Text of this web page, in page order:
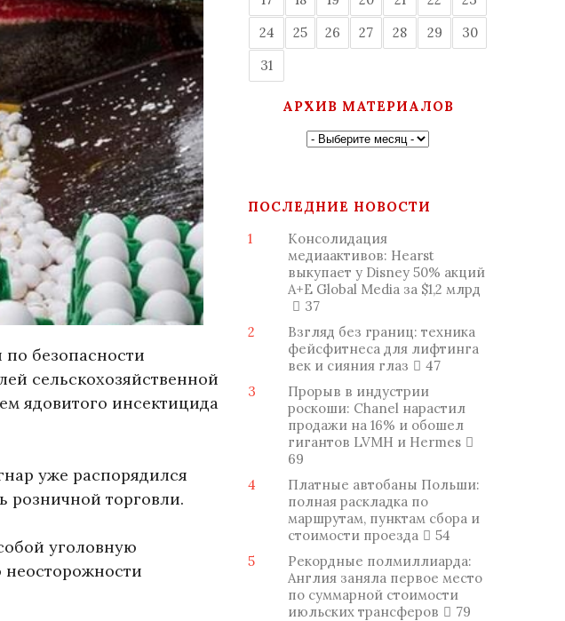
безопасности
сельскохозяйственной
ядовитого инсектицида
уже распорядился
розничной торговли.
уголовную
неосторожности
24
25 26 27 28 29
30
31
АРХИВ МАТЕРИАЛОВ
ПОСЛЕДНИЕ НОВОСТИ
1
Консолидация
медиаактивов: Hearst
выкупает у Disney 50% акций
A+E Global Media за $1,2 млрд
37
2
Взгляд без границ: техника
фейсфитнеса для лифтинга
век и сияния глаз
47
3
Прорыв в индустрии
роскоши: Chanel нарастил
продажи на 16% и обошел
гигантов LVMH и Hermes
69
4
Платные автобаны Польши:
полная раскладка по
маршрутам, пунктам сбора и
стоимости проезда
54
5
Рекордные полмиллиарда:
Англия заняла первое место
по суммарной стоимости
июльских трансферов
79